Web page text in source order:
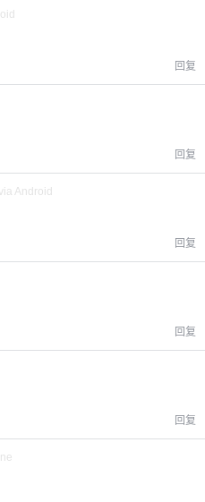
回复
回复
via Android
回复
回复
回复